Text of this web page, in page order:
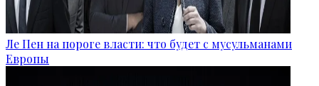
Ле Пен на пороге власти: что будет с мусульманами
Европы